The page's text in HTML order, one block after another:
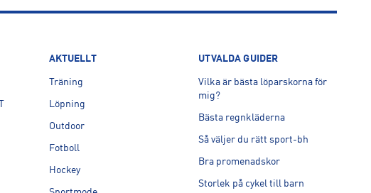
AKTUELLT
Träning
Löpning
Outdoor
Fotboll
Hockey
UTVALDA GUIDER
Vilka är bästa löparskorna för
mig?
Bästa regnkläderna
Så väljer du rätt sport-bh
Bra promenadskor
Storlek på cykel till barn